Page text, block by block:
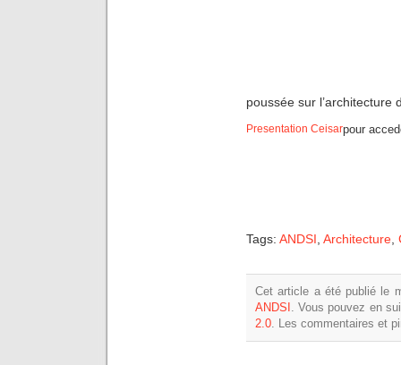
poussée sur l’architecture
pour
Presentation Ceisar
Tags: ANDSI Architecture
Cet article a été publié le
ANDSI . Vous pouvez en
2.0. Les commentaires et